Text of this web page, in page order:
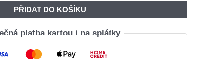
14
450,00 Kč.
984,00 Kč.
PŘIDAT DO KOŠÍKU
platba kartou i na splátky